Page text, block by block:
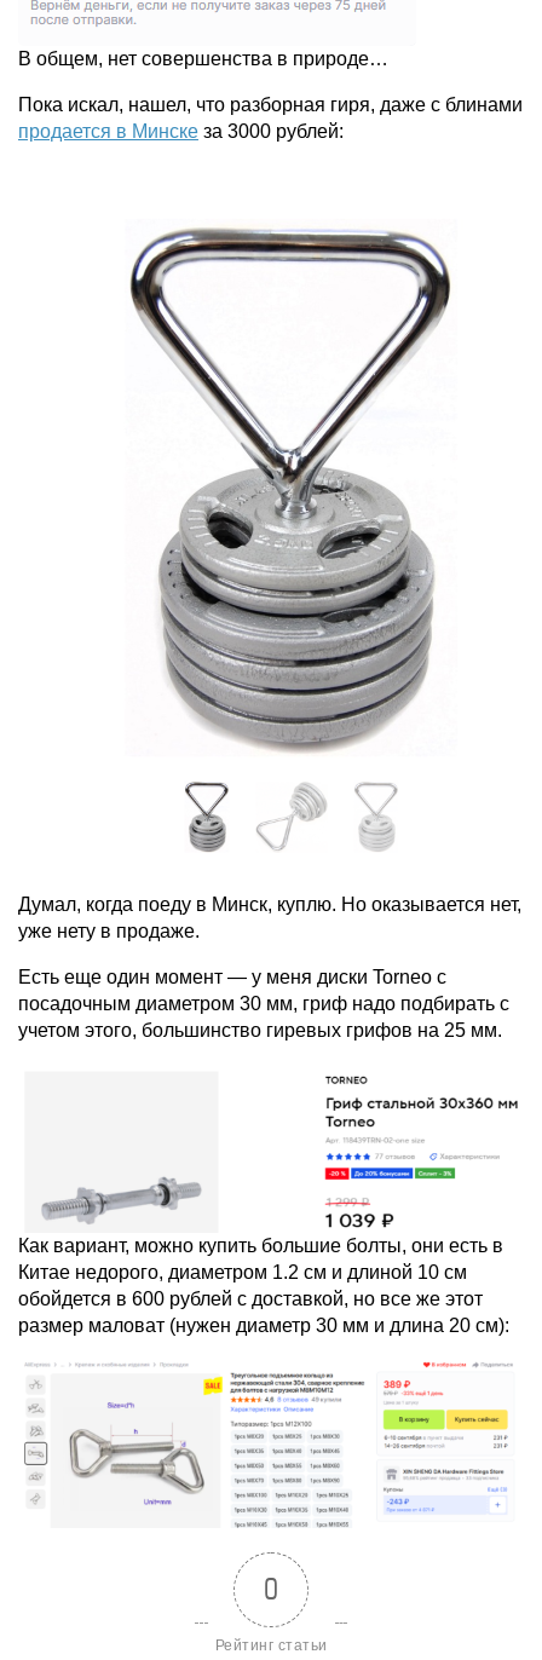
В общем, нет совершенства в природе…
Пока искал, нашел, что разборная гиря, даже с блинами
продается в Минске за 3000 рублей:
Думал, когда поеду в Минск, куплю. Но оказывается нет,
уже нету в продаже.
Есть еще один момент — у меня диски Torneo с
посадочным диаметром 30 мм, гриф надо подбирать с
учетом этого, большинство гиревых грифов на 25 мм.
Как вариант, можно купить большие болты, они есть в
Китае недорого, диаметром 1.2 см и длиной 10 см
обойдется в 600 рублей с доставкой, но все же этот
размер маловат (нужен диаметр 30 мм и длина 20 см):
0
Рейтинг статьи